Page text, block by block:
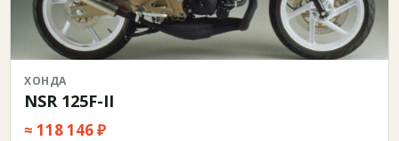
ХОНДА
NSR 125F-II
≈ 118 146 ₽